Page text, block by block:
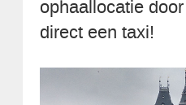
ophaallocatie
direct een taxi!